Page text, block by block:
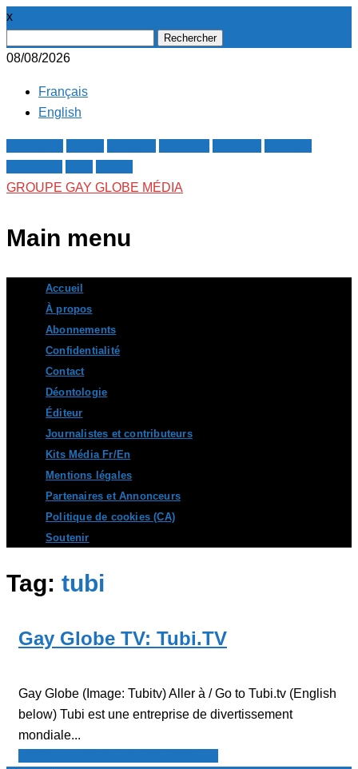
x
08/08/2026
Français
English
GROUPE GAY GLOBE MÉDIA
Main menu
content
Accueil
À propos
Abonnements
Confidentialité
Contact
Déontologie
Éditeur
Journalistes et contributeurs
Kits Média Fr/En
Mentions légales
Partenaires et Annonceurs
Politique de cookies (CA)
Soutenir
Tag: tubi
Gay Globe TV: Tubi.TV
Gay Globe (Image: Tubitv) Aller à / Go to Tubi.tv (English
below) Tubi est une entreprise de divertissement
mondiale...